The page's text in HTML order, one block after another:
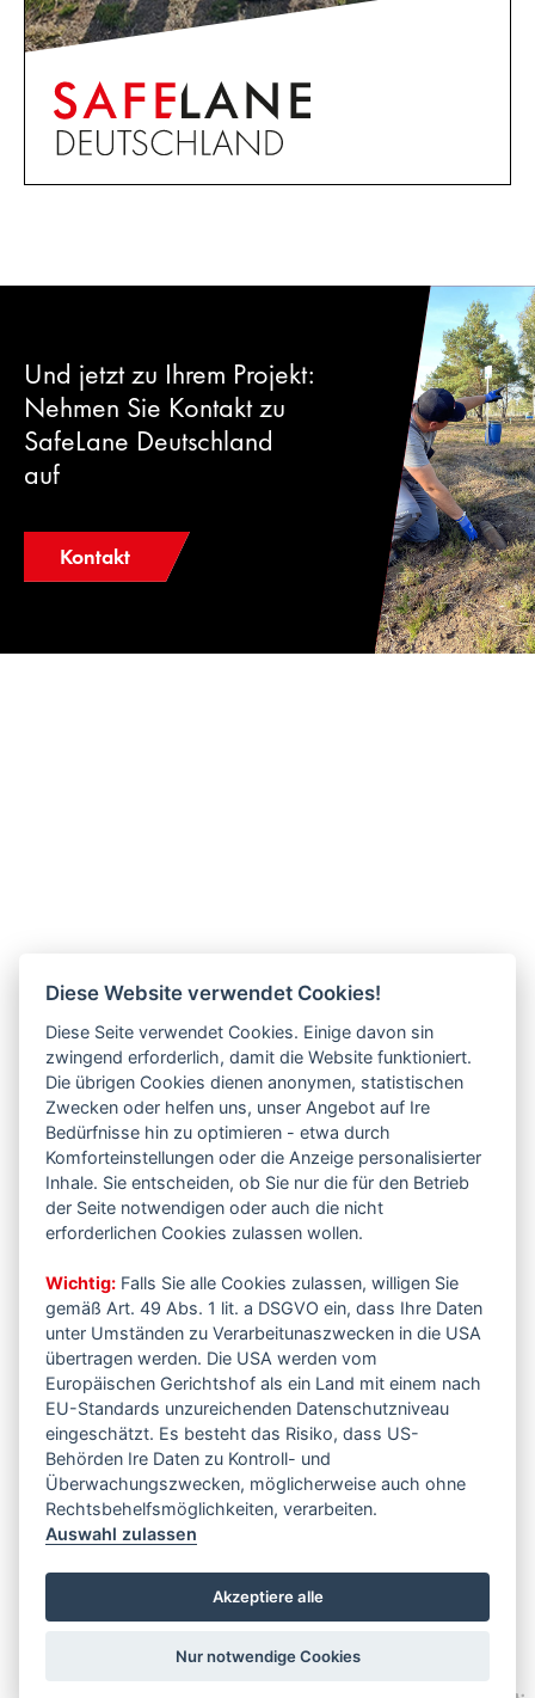
Und jetzt zu Ihrem Projekt:
Nehmen Sie Kontakt zu
SafeLane Deutschland
auf
Kontakt
Diese Website verwendet Cookies!
Diese Seite verwendet Cookies. Einige davon sin
zwingend erforderlich, damit die Website funktioniert.
Die übrigen Cookies dienen anonymen, statistischen
Zwecken oder helfen uns, unser Angebot auf Ire
Bedürfnisse hin zu optimieren - etwa durch
Komforteinstellungen oder die Anzeige personalisierter
Inhale. Sie entscheiden, ob Sie nur die für den Betrieb
der Seite notwendigen oder auch die nicht
erforderlichen Cookies zulassen wollen.
Wichtig: Falls Sie alle Cookies zulassen, willigen Sie
gemäß Art. 49 Abs. 1 lit. a DSGVO ein, dass Ihre Daten
unter Umständen zu Verarbeitunaszwecken in die USA
übertragen werden. Die USA werden vom
Europäischen Gerichtshof als ein Land mit einem nach
EU-Standards unzureichenden Datenschutzniveau
eingeschätzt. Es besteht das Risiko, dass US-
Behörden Ire Daten zu Kontroll- und
Überwachungszwecken, möglicherweise auch ohne
Rechtsbehelfsmöglichkeiten, verarbeiten.
Auswahl zulassen
Akzeptiere alle
Nur notwendige Cookies